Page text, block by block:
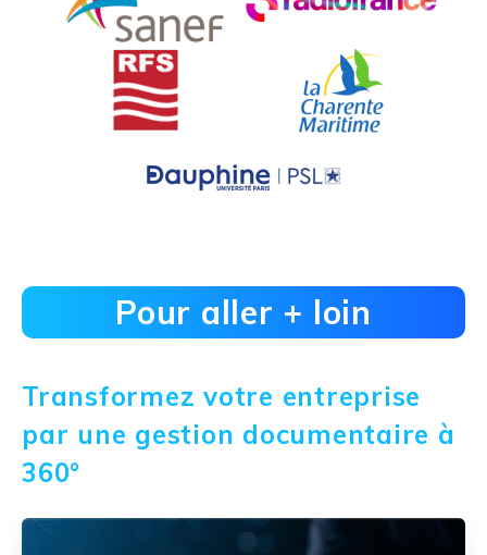
Pour aller + loin
Transformez votre entreprise
par une gestion documentaire à
360°